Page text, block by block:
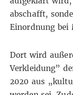
abschafft,
Einordnung bei
Dort wird
Verkleidung”
2020 aus